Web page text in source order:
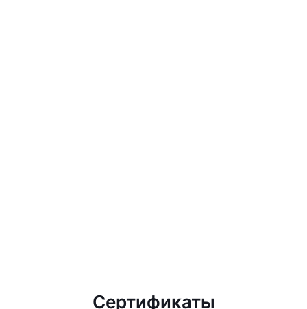
Сертификаты